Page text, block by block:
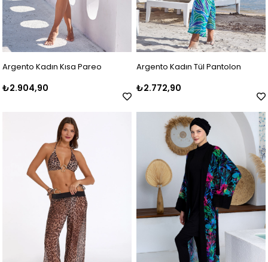
Argento Kadın Kısa Pareo
₺2.904,90
Argento Kadın Tül Pantolon
₺2.772,90